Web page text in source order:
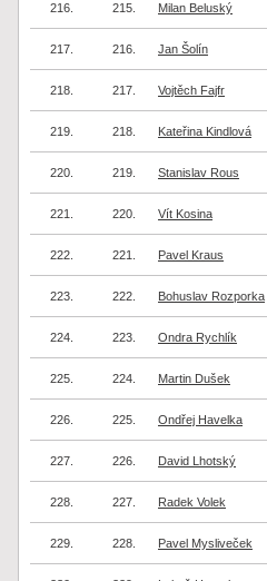
216. 215. Milan Beluský
217. 216. Jan Šolín
218. 217. Vojtěch Fajfr
219. 218. Kateřina Kindlová
220. 219. Stanislav Rous
221. 220. Vít Kosina
222. 221. Pavel Kraus
223. 222. Bohuslav Rozporka
224. 223. Ondra Rychlík
225. 224. Martin Dušek
226. 225. Ondřej Havelka
227. 226. David Lhotský
228. 227. Radek Volek
229. 228. Pavel Mysliveček